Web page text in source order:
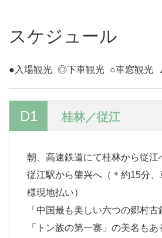
スケジュール
●入場観光 ◎下車観光 ○車窓観光
D1 桂林／従江
朝、高速鉄道にて桂林から従江
従江駅から肇兴へ（＊約15分
様現地払い）
「中国最も美しい六つの郷村
「トン族の第一寨」の美名も